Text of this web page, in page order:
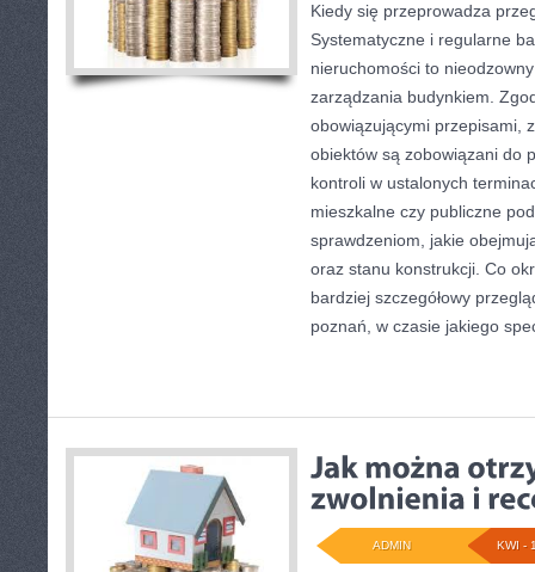
Kiedy się przeprowadza
Systematyczne i regularne
nieruchomości to
zarządzania budynkiem.
obowiązującymi przepisami,
obiektów są zobowiązani do
kontroli w ustalonych
mieszkalne czy publiczne
sprawdzeniom, jakie
oraz stanu konstrukcji. Co
bardziej szczegółowy
poznań, w czasie jakiego
KWI -
ADMIN